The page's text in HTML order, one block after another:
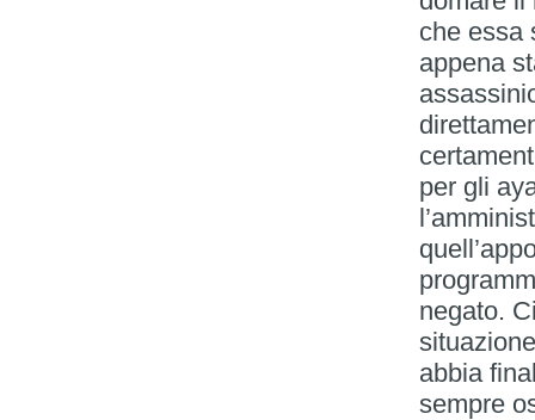
che essa
appena
per gli
negato.
abbia
sempre